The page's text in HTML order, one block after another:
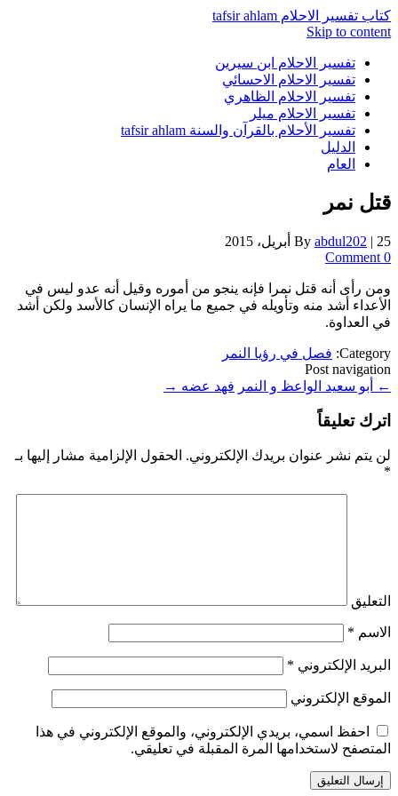
كتاب تفسير الاحلام tafsir ahlam
Skip to content
تفسير الاحلام ابن سيرين
تفسير الاحلام الاحسائي
تفسير الاحلام الظاهري
تفسير الاحلام ميلر
تفسير الأحلام بالقرآن والسنة tafsir ahlam
الدليل
العام
قتل نمر
By abdul202 | 25 أبريل، 2015
0 Comment
ومن رأى أنه قتل نمرا فإنه ينجو من أموره وقيل أنه عدو ليس في
الأعداء أشد منه وتأويله في جميع ما يراه الإنسان كالأسد ولكن أشد
في العداوة.
Category: فصل في رؤيا النمر
Post navigation
←
أبو سعيد الواعظ و النمر فهد عضه →
اترك تعليقاً
لن يتم نشر عنوان بريدك الإلكتروني. الحقول الإلزامية مشار إليها بـ
*
التعليق
الاسم *
البريد الإلكتروني *
الموقع الإلكتروني
احفظ اسمي، بريدي الإلكتروني، والموقع الإلكتروني في هذا
المتصفح لاستخدامها المرة المقبلة في تعليقي.